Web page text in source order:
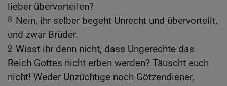
lieber übervorteilen?
8 Nein, ihr selber begeht Unrecht und übervorteilt,
und zwar Brüder.
9 Wisst ihr denn nicht, dass Ungerechte das
Reich Gottes nicht erben werden? Täuscht euch
nicht! Weder Unzüchtige noch Götzendiener,